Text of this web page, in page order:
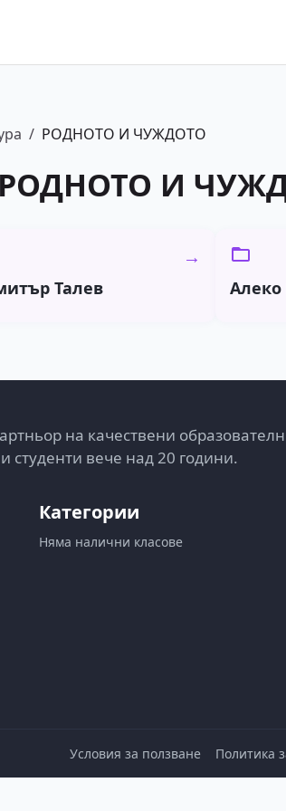
/ РОДНОТО И ЧУЖДОТО
РОДНОТО И
Талев
→
Алеко
на качествени
студенти вече над 20 години.
Категории
Няма налични класове
Условия за ползване Политика